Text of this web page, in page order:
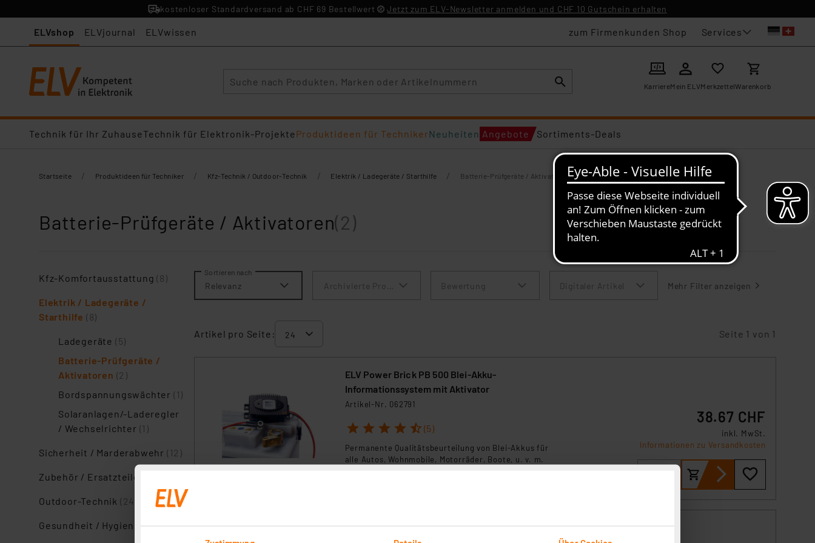
kostenloser Standardversand ab CHF 69 Bestellwert Jetzt zum ELV-Newsletter anmelden und CHF 10 Gutschein erhalten
ELVshop ELVjournal ELVwissen zum Firmenkunden Shop Services
KarriereMein ELVMerkzettelWarenkorb
Technik für Ihr ZuhauseTechnik für Elektronik-ProjekteProduktideen für TechnikerNeuheiten Angebote Sortiments-Deals
Startseite / Produktideen für Techniker / Kfz-Technik / Outdoor-Technik / Elektrik / Ladegeräte / Starthilfe / Batterie-Prüfgeräte / Aktivatoren
Batterie-Prüfgeräte / Aktivatoren(2)
Kfz-Komfortausstattung(8)
Elektrik / Ladegeräte /
Starthilfe (8)
Ladegeräte (5)
Batterie-Prüfgeräte /
Aktivatoren (2)
Bordspannungswächter (1)
Solaranlagen/-Laderegler
/ Wechselrichter (1)
Sicherheit / Marderabwehr (12)
Zubehör / Ersatzteile
Outdoor-Technik (24)
Gesundheit / Hygiene
Sortieren nach
Relevanz Archivierte Produkte anzeigenBewertung Digitaler Artikel Mehr Filter anzeigen
Artikel pro Seite: Seite 1 von 1
ELV Power Brick PB 500 Blei-Akku-
Informationssystem mit Aktivator
Artikel-Nr. 062791
1 2 3 4 5 (5)
Permanente Qualitätsbeurteilung von Blei-Akkus für
alle Autos, Wohnmobile, Motorräder, Boote, u. v. m.
38.67 CHF
inkl. MwSt.
Informationen zu Versandkosten